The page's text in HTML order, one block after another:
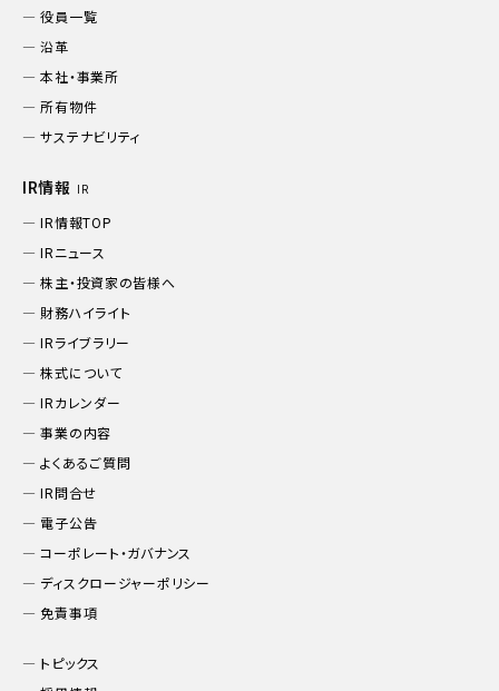
役員一覧
沿革
本社・事業所
所有物件
サステナビリティ
IR情報 IR
IR情報TOP
IRニュース
株主・投資家の皆様へ
財務ハイライト
IRライブラリー
株式について
IRカレンダー
事業の内容
よくあるご質問
IR問合せ
電子公告
コーポレート・ガバナンス
ディスクロージャーポリシー
免責事項
トピックス